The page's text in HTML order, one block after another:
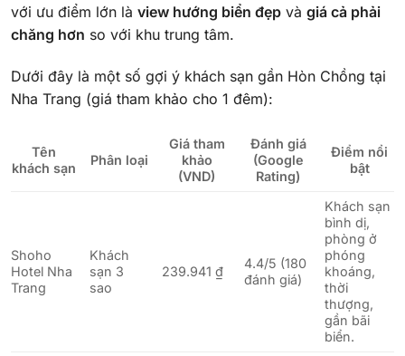
với ưu điểm lớn là view hướng biển đẹp và giá cả phải
chăng hơn so với khu trung tâm.
Dưới đây là một số gợi ý khách sạn gần Hòn Chồng tại
Nha Trang (giá tham khảo cho 1 đêm):
Tên
khách sạn
Phân loại
Giá tham
khảo
(VND)
Đánh giá
(Google
Rating)
Điểm nổi
bật
Shoho
Hotel Nha
Trang
Khách
sạn 3
sao
239.941 ₫
4.4/5 (180
đánh giá)
Khách sạn
bình dị,
phòng ở
phóng
khoáng,
thời
thượng,
gần bãi
biển.